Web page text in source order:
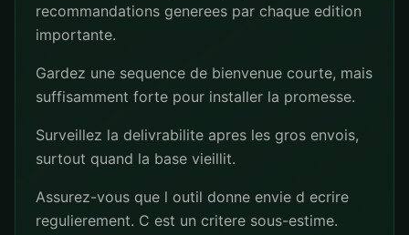
recommandations generees par chaque edition
importante.
Gardez une sequence de bienvenue courte, mais
suffisamment forte pour installer la promesse.
Surveillez la delivrabilite apres les gros envois,
surtout quand la base vieillit.
Assurez-vous que l outil donne envie d ecrire
regulierement. C est un critere sous-estime.